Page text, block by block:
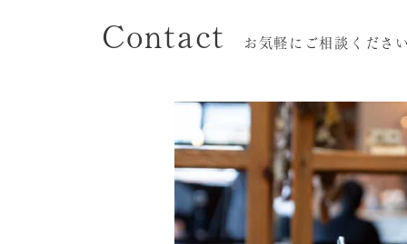
Contact お気軽にご相談くださ